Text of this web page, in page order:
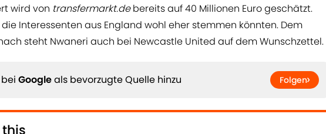
wird von transfermarkt.debereits auf 40 Millionen Euro geschätzt.
die Interessenten aus England wohl eher stemmen könnten. Dem
steht Nwaneri auch bei Newcastle United auf dem Wunschzettel.
Googleals bevorzugte Quelle hinzu Folgen